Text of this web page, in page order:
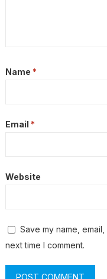
Name *
Email *
Website
Save my name,
next time I comment.